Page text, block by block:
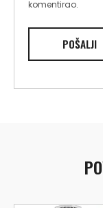
komentirao.